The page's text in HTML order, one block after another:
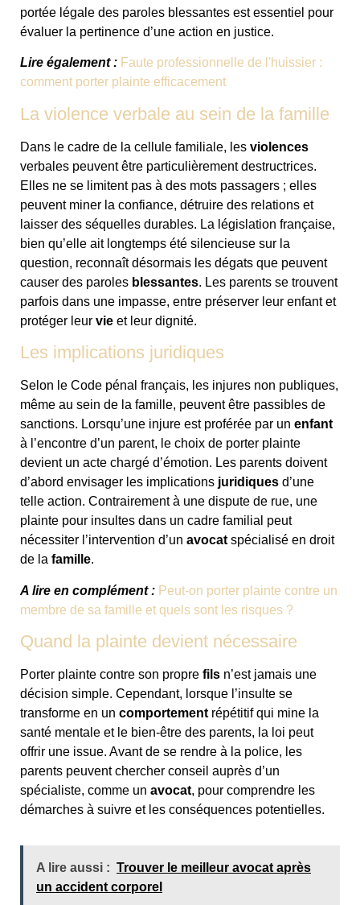
portée légale des paroles blessantes est essentiel pour
évaluer la pertinence d’une action en justice.
Lire également : Faute professionnelle de l'huissier :
comment porter plainte efficacement
La violence verbale au sein de la famille
Dans le cadre de la cellule familiale, les violences
verbales peuvent être particulièrement destructrices.
Elles ne se limitent pas à des mots passagers ; elles
peuvent miner la confiance, détruire des relations et
laisser des séquelles durables. La législation française,
bien qu’elle ait longtemps été silencieuse sur la
question, reconnaît désormais les dégats que peuvent
causer des paroles blessantes. Les parents se trouvent
parfois dans une impasse, entre préserver leur enfant et
protéger leur vie et leur dignité.
Les implications juridiques
Selon le Code pénal français, les injures non publiques,
même au sein de la famille, peuvent être passibles de
sanctions. Lorsqu’une injure est proférée par un enfant
à l’encontre d’un parent, le choix de porter plainte
devient un acte chargé d’émotion. Les parents doivent
d’abord envisager les implications juridiques d’une
telle action. Contrairement à une dispute de rue, une
plainte pour insultes dans un cadre familial peut
nécessiter l’intervention d’un avocat spécialisé en droit
de la famille.
A lire en complément : Peut-on porter plainte contre un
membre de sa famille et quels sont les risques ?
Quand la plainte devient nécessaire
Porter plainte contre son propre fils n’est jamais une
décision simple. Cependant, lorsque l’insulte se
transforme en un comportement répétitif qui mine la
santé mentale et le bien-être des parents, la loi peut
offrir une issue. Avant de se rendre à la police, les
parents peuvent chercher conseil auprès d’un
spécialiste, comme un avocat, pour comprendre les
démarches à suivre et les conséquences potentielles.
A lire aussi : Trouver le meilleur avocat après
un accident corporel